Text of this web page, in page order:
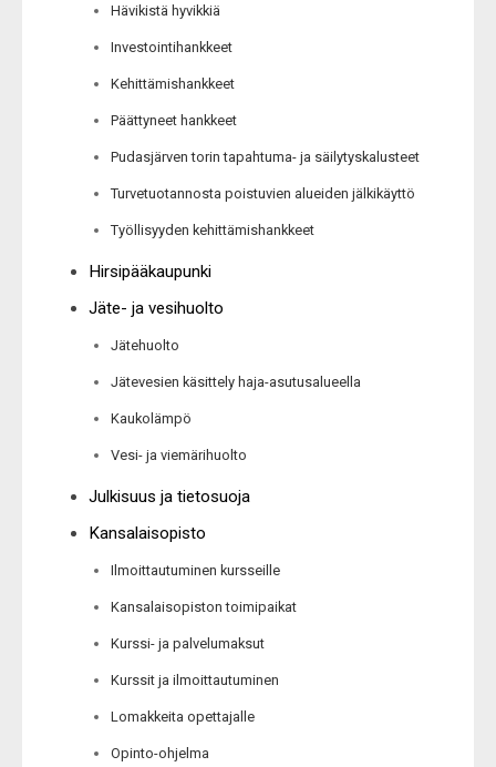
Hävikistä hyvikkiä
Investointihankkeet
Kehittämishankkeet
Päättyneet hankkeet
Pudasjärven torin tapahtuma- ja säilytyskalusteet
Turvetuotannosta poistuvien alueiden jälkikäyttö
Työllisyyden kehittämishankkeet
Hirsipääkaupunki
Jäte- ja vesihuolto
Jätehuolto
Jätevesien käsittely haja-asutusalueella
Kaukolämpö
Vesi- ja viemärihuolto
Julkisuus ja tietosuoja
Kansalaisopisto
Ilmoittautuminen kursseille
Kansalaisopiston toimipaikat
Kurssi- ja palvelumaksut
Kurssit ja ilmoittautuminen
Lomakkeita opettajalle
Opinto-ohjelma